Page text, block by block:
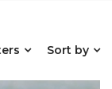
Sort by